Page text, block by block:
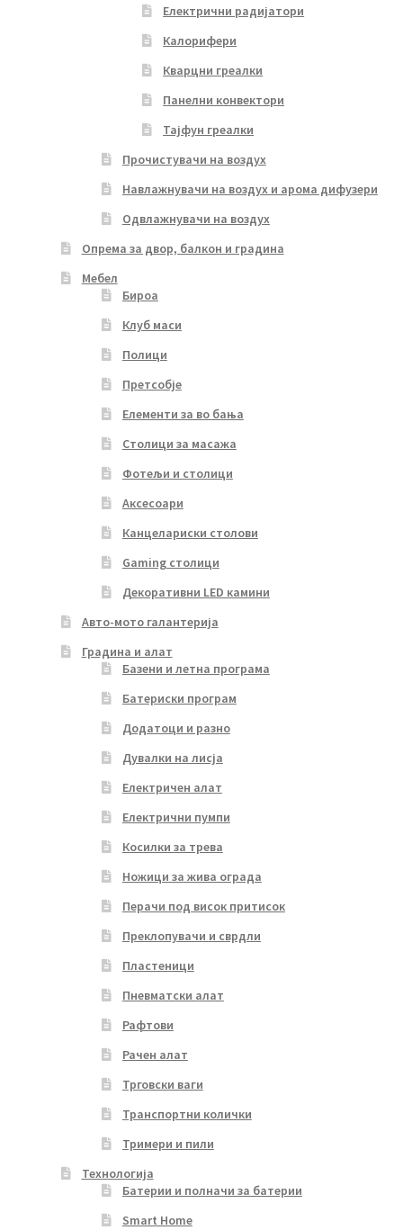
Електрични радијатори
Калорифери
Кварцни греалки
Панелни конвектори
Тајфун греалки
Прочистувачи на воздух
Навлажнувачи на воздух и арома дифузери
Одвлажнувачи на воздух
Опрема за двор, балкон и градина
Мебел
Бироа
Клуб маси
Полици
Претсобје
Елементи за во бања
Столици за масажа
Фотељи и столици
Аксесоари
Канцелариски столови
Gaming столици
Декоративни LED камини
Авто-мото галантерија
Градина и алат
Базени и летна програма
Батериски програм
Додатоци и разно
Дувалки на лисја
Електричен алат
Електрични пумпи
Косилки за трева
Ножици за жива ограда
Перачи под висок притисок
Преклопувачи и сврдли
Пластеници
Пневматски алат
Рафтови
Рачен алат
Трговски ваги
Транспортни колички
Тримери и пили
Технологија
Батерии и полначи за батерии
Smart Home